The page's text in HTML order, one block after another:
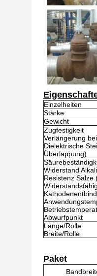
Einzelheiten
Stärke
Gewicht
Zugfestigkeit
Verlängerung
Dielektrische
Überlappung)
Widerstand
Resistenz Salze
Abwurfpunkt
Länge/Rolle
Breite/Rolle
Paket